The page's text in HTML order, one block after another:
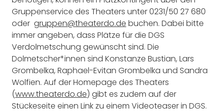
Gruppenservice des Theaters unter 0231/50 27 680
oder gruppen@theaterdo.de buchen. Dabei bitte
immer angeben, dass Plätze für die DGS
Verdolmetschung gewünscht sind. Die
Dolmetscher*innen sind Konstanze Bustian, Lars
Grombelka, Raphael-Evitan Grombelka und Sandra
Wolfien. Auf der Homepage des Theaters
(www.theaterdo.de) gibt es zudem auf der
Stückeseite einen Link zu einem Videoteaser in DGS.